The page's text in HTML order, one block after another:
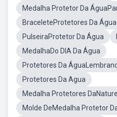
Medalha Protetor Da
BraceleteProtetores Da Água
PulseiraProtetor Da Água
MedalhaDo DIA Da Água
Protetores Da
Protetores Da Agua
Medalha Protetores
Molde DeMedalha Protetor